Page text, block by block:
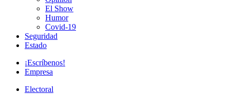
El Show
Humor
Covid-19
Seguridad
Estado
¡Escríbenos!
Empresa
Electoral